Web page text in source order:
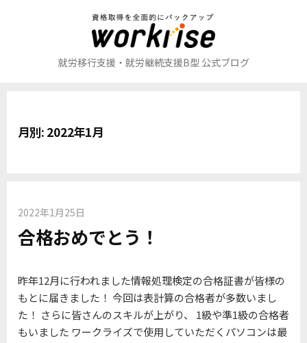
就労移行支援・就労継続支援B型 公式ブログ
月別: 2022年1月
2022年1月25日
合格おめでとう！
昨年12月に行われました情報処理検定の合格証書が皆様の
もとに届きました！ 今回は表計算の合格者が多数いまし
た！ さらに皆さんのスキルが上がり、 1級や準1級の合格者
もいました ワークライズで使用していただくパソコンは最